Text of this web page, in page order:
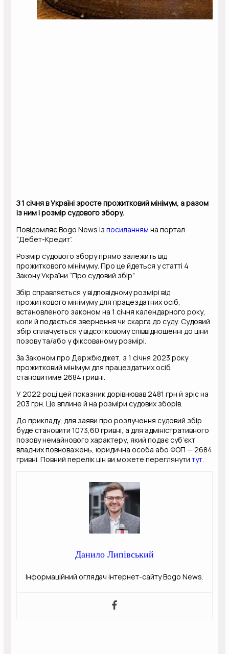
З 1 січня в Україні зросте прожитковий мінімум, а разом
із ним і розмір судового збору.
Повідомляє Bogo News ізпосиланням на портал
“Дебет-Кредит”.
Розмір судового збору прямо залежить від
прожиткового мінімуму. Про це йдеться у статті 4
Закону України “Про судовий збір”.
Збір справляється у відповідному розмірі від
прожиткового мінімуму для працездатних осіб,
встановленого законом на 1 січня календарного року,
коли й подається звернення чи скарга до суду. Судовий
збір сплачується у відсотковому співвідношенні до ціни
позову та/або у фіксованому розмірі.
За Законом про Держбюджет, з 1 січня 2023 року
прожитковий мінімум для працездатних осіб
становитиме 2684 гривні.
У 2022 році цей показник дорівнював 2481 грн й зріс на
203 грн. Це вплине й на розміри судових зборів.
До прикладу, для заяви про розлучення судовий збір
буде становити 1073,60 гривні, а для адміністративного
позову немайнового характеру, який подає суб’єкт
владних повноважень, юридична особа або ФОП — 2684
гривні. Повний перелік цін ви можете переглянутитут
Данило Липівський
Інформаційний оглядач інтернет-сайту Bogo News.